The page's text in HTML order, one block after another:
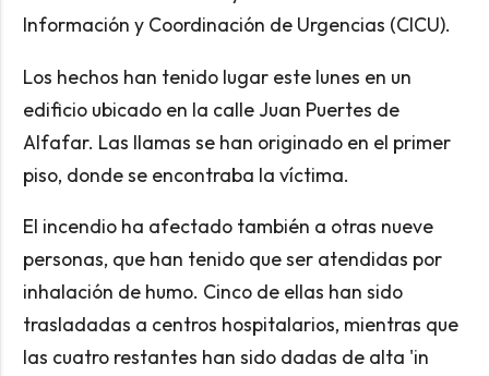
Información y Coordinación de Urgencias (CICU).
Los hechos han tenido lugar este lunes en un
edificio ubicado en la calle Juan Puertes de
Alfafar. Las llamas se han originado en el primer
piso, donde se encontraba la víctima.
El incendio ha afectado también a otras nueve
personas, que han tenido que ser atendidas por
inhalación de humo. Cinco de ellas han sido
trasladadas a centros hospitalarios, mientras que
las cuatro restantes han sido dadas de alta 'in